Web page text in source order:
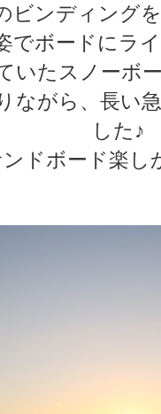
ビンディング
でボードにラ
いたスノーボ
ながら、長い
した♪
ドボード楽し